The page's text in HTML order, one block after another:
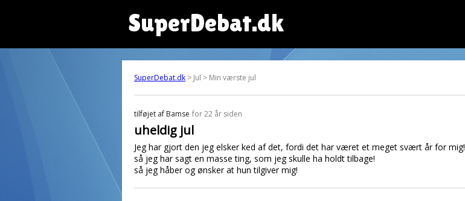
SuperDebat.dk
SuperDebat.dk > Jul > Min værste jul
tilføjet af Bamse for 22 år siden
uheldig jul
Jeg har gjort den jeg elsker ked af det, fordi det har været et meget svært år for mig!
så jeg har sagt en masse ting, som jeg skulle ha holdt tilbage!
så jeg håber og ønsker at hun tilgiver mig!